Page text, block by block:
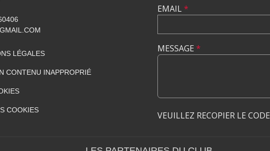
LÉGALES
CONTENU INAPPROPRIÉ
COOKIES
EMAIL*
MESSAGE *
VEUILLEZ RECOPIER LE CODE